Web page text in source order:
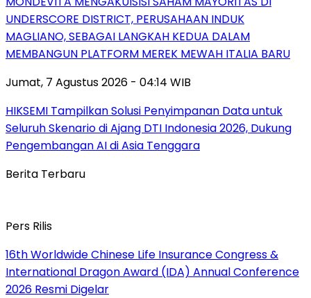
UNDERSCORE DISTRICT, PERUSAHAAN INDUK
MAGLIANO, SEBAGAI LANGKAH KEDUA DALAM
MEMBANGUN PLATFORM MEREK MEWAH ITALIA BARU
Jumat, 7 Agustus 2026 - 04:14 WIB
HIKSEMI Tampilkan Solusi Penyimpanan Data untuk
Seluruh Skenario di Ajang DTI Indonesia 2026, Dukung
Pengembangan AI di Asia Tenggara
Berita Terbaru
Pers Rilis
16th Worldwide Chinese Life Insurance Congress &
International Dragon Award (IDA) Annual Conference
2026 Resmi Digelar